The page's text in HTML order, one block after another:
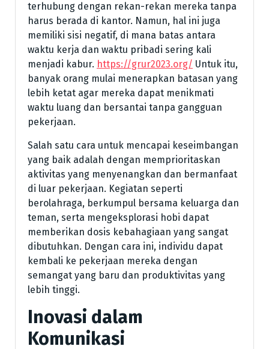
terhubung dengan rekan-rekan mereka tanpa
harus berada di kantor. Namun, hal ini juga
memiliki sisi negatif, di mana batas antara
waktu kerja dan waktu pribadi sering kali
menjadi kabur. https://grur2023.org/ Untuk itu,
banyak orang mulai menerapkan batasan yang
lebih ketat agar mereka dapat menikmati
waktu luang dan bersantai tanpa gangguan
pekerjaan.
Salah satu cara untuk mencapai keseimbangan
yang baik adalah dengan memprioritaskan
aktivitas yang menyenangkan dan bermanfaat
di luar pekerjaan. Kegiatan seperti
berolahraga, berkumpul bersama keluarga dan
teman, serta mengeksplorasi hobi dapat
memberikan dosis kebahagiaan yang sangat
dibutuhkan. Dengan cara ini, individu dapat
kembali ke pekerjaan mereka dengan
semangat yang baru dan produktivitas yang
lebih tinggi.
Inovasi dalam
Komunikasi